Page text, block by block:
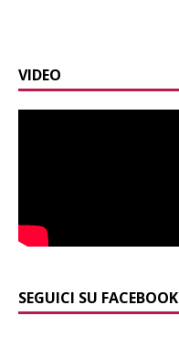
VIDEO
SEGUICI SU FACEBOOK